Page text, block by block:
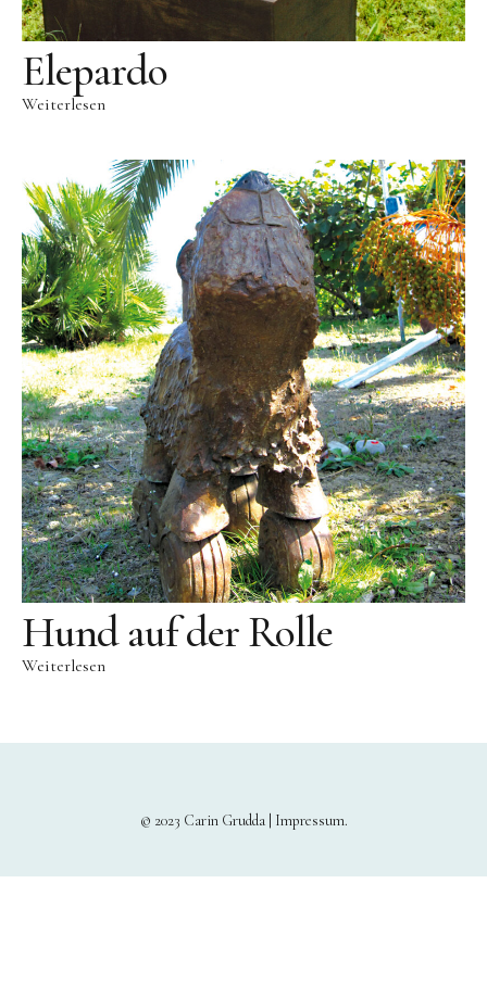
Elepardo
Weiterlesen
Hund auf der Rolle
Weiterlesen
© 2023 Carin Grudda | Impressum